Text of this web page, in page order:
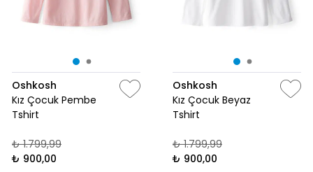
Oshkosh
Kız Çocuk Pembe
Tshirt
₺ 1.799,99
₺ 900,00
Oshkosh
Kız Çocuk Beyaz
Tshirt
₺ 1.799,99
₺ 900,00